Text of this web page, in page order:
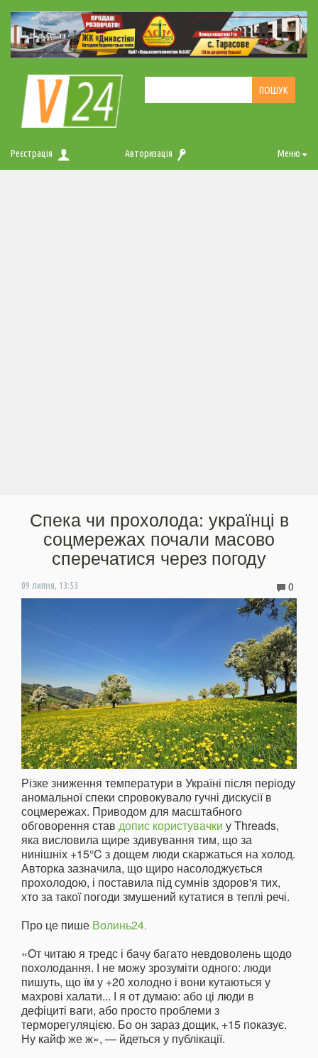
Реєстрація Авторизація Меню
Спека чи прохолода: українці в
соцмережах почали масово
сперечатися через погоду
09 липня, 13:53 0
Різке зниження температури в Україні після періоду
аномальної спеки спровокувало гучні дискусії в
соцмережах. Приводом для масштабного
обговорення став допис користувачки у Threads,
яка висловила щире здивування тим, що за
нинішніх +15°C з дощем люди скаржаться на холод.
Авторка зазначила, що щиро насолоджується
прохолодою, і поставила під сумнів здоров'я тих,
хто за такої погоди змушений кутатися в теплі речі.
Про це пише Волинь24.
«От читаю я тредс і бачу багато невдоволень щодо
похолодання. І не можу зрозуміти одного: люди
пишуть, що їм у +20 холодно і вони кутаються у
махрові халати... І я от думаю: або ці люди в
дефіциті ваги, або просто проблеми з
терморегуляцією. Бо он зараз дощик, +15 показує.
Ну кайф же ж», — йдеться у публікації.